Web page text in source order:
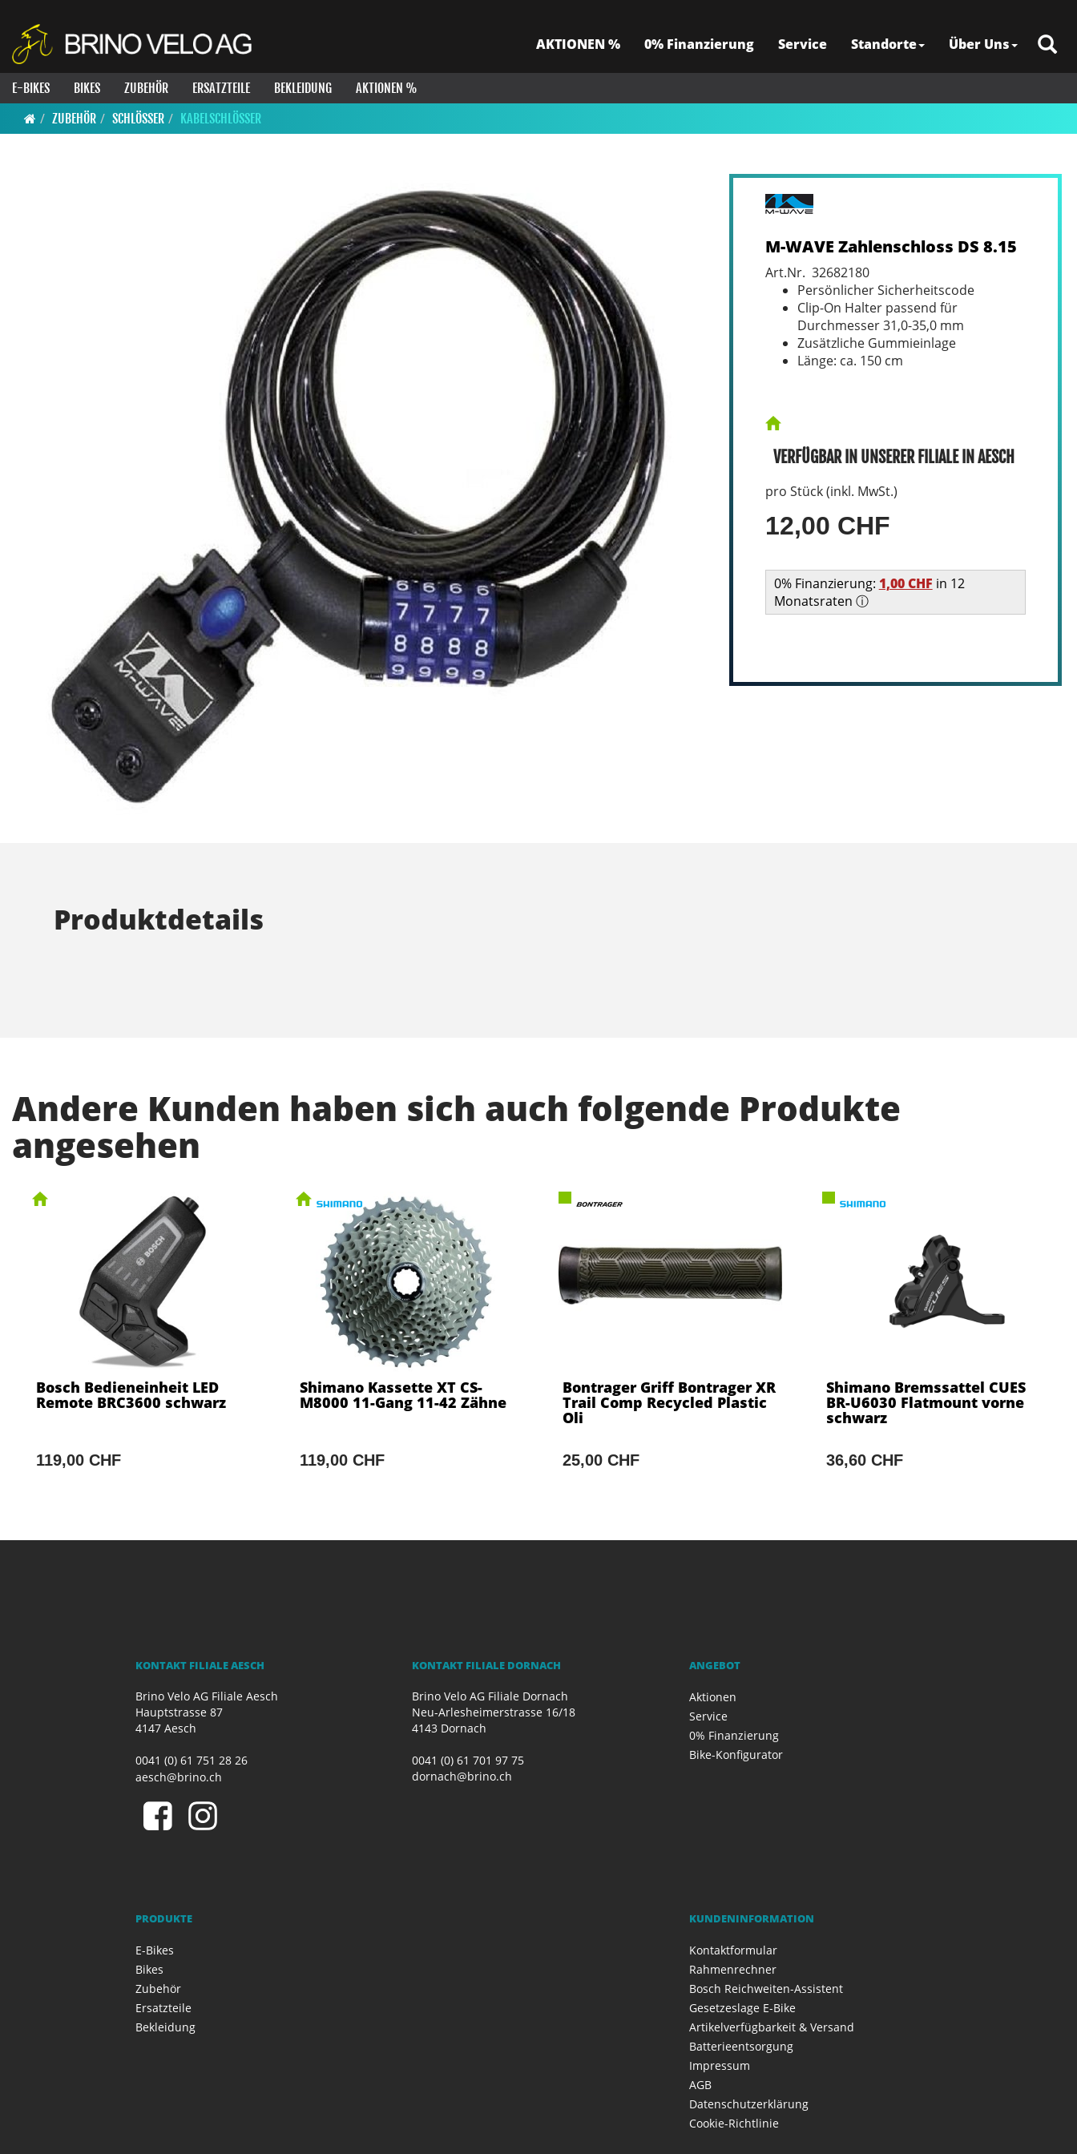
AKTIONEN % 0% Finanzierung Service Standorte Über Uns
E-BIKES BIKES ZUBEHÖR ERSATZTEILE BEKLEIDUNG
AKTIONEN %
ZUBEHÖR
SCHLÖSSER KABELSCHLÖSSER
M-WAVE Zahlenschloss DS 8.15
Art.Nr. 32682180
Persönlicher Sicherheitscode
Clip-On Halter passend für
Durchmesser 31,0-35,0 mm
Zusätzliche Gummieinlage
Länge: ca. 150 cm
VERFÜGBAR IN UNSERER FILIALE IN AESCH
pro Stück (inkl. MwSt.)
12,00 CHF
0% Finanzierung: 1,00 CHF in 12
Monatsraten ⓘ
Produktdetails
Andere Kunden haben sich auch folgende Produkte
angesehen
Bosch Bedieneinheit LED
Remote BRC3600 schwarz
119,00 CHF
Shimano Kassette XT CS-
M8000 11-Gang 11-42 Zähne
119,00 CHF
Bontrager Griff Bontrager XR
Trail Comp Recycled Plastic
Oli
25,00 CHF
Shimano Bremssattel CUES
BR-U6030 Flatmount vorne
schwarz
36,60 CHF
KONTAKT FILIALE AESCH
Brino Velo AG Filiale Aesch
Hauptstrasse 87
4147 Aesch
0041 (0) 61 751 28 26
aesch@brino.ch
KONTAKT FILIALE DORNACH
Brino Velo AG Filiale Dornach
Neu-Arlesheimerstrasse 16/18
4143 Dornach
0041 (0) 61 701 97 75
dornach@brino.ch
ANGEBOT
Aktionen
Service
0% Finanzierung
Bike-Konfigurator
PRODUKTE
E-Bikes
Bikes
Zubehör
Ersatzteile
Bekleidung
KUNDENINFORMATION
Kontaktformular
Rahmenrechner
Bosch Reichweiten-Assistent
Gesetzeslage E-Bike
Artikelverfügbarkeit & Versand
Batterieentsorgung
Impressum
AGB
Datenschutzerklärung
Cookie-Richtlinie